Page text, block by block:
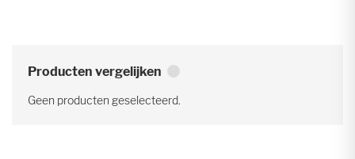
Producten vergelijken
Geen producten geselecteerd.